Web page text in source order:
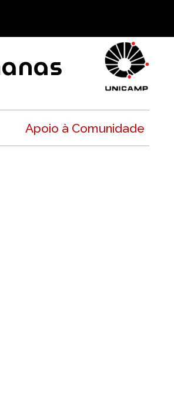
Apoio à Comunidade